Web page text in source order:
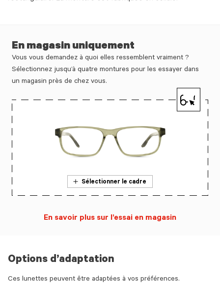
Options d’adaptation
Ces lunettes peuvent être adaptées à vos préférences.
En magasin uniquement
Vous vous demandez à quoi elles ressemblent vraiment ?
Sélectionnez jusqu’à quatre montures pour les essayer dans
un magasin près de chez vous.
Sélectionner le cadre
En savoir plus sur l’essai en magasin